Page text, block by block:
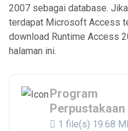
2007 sebagai database.
terdapat Microsoft Access
download Runtime Access
halaman ini.
Program
Perpustakaan
1 file(s) 19.68